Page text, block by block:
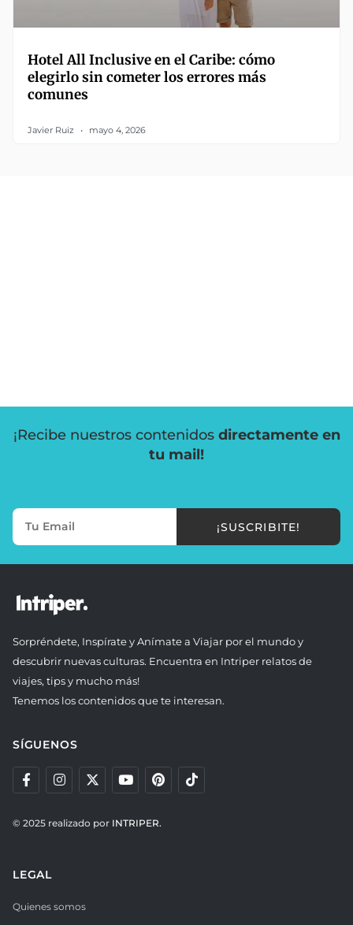
Hotel All Inclusive en el Caribe: cómo
elegirlo sin cometer los errores más
comunes
Javier Ruiz mayo 4, 2026
¡Recibe nuestros contenidos directamente en
tu mail!
¡SUSCRIBITE!
Sorpréndete, Inspírate y Anímate a Viajar por el mundo y
descubrir nuevas culturas. Encuentra en Intriper relatos de
viajes, tips y mucho más!
Tenemos los contenidos que te interesan.
SÍGUENOS
© 2025 realizado por INTRIPER.
LEGAL
Quienes somos